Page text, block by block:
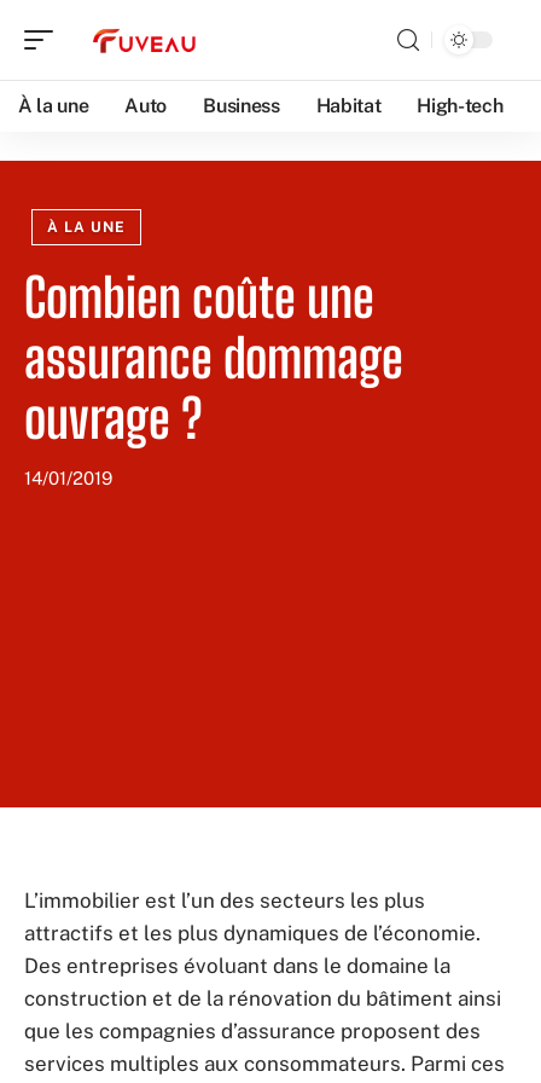
À la une Auto Business Habitat High-tech
À LA UNE
Combien coûte une
assurance dommage
ouvrage ?
14/01/2019
L’immobilier est l’un des secteurs les plus
attractifs et les plus dynamiques de l’économie.
Des entreprises évoluant dans le domaine la
construction et de la rénovation du bâtiment ainsi
que les compagnies d’assurance proposent des
services multiples aux consommateurs. Parmi ces